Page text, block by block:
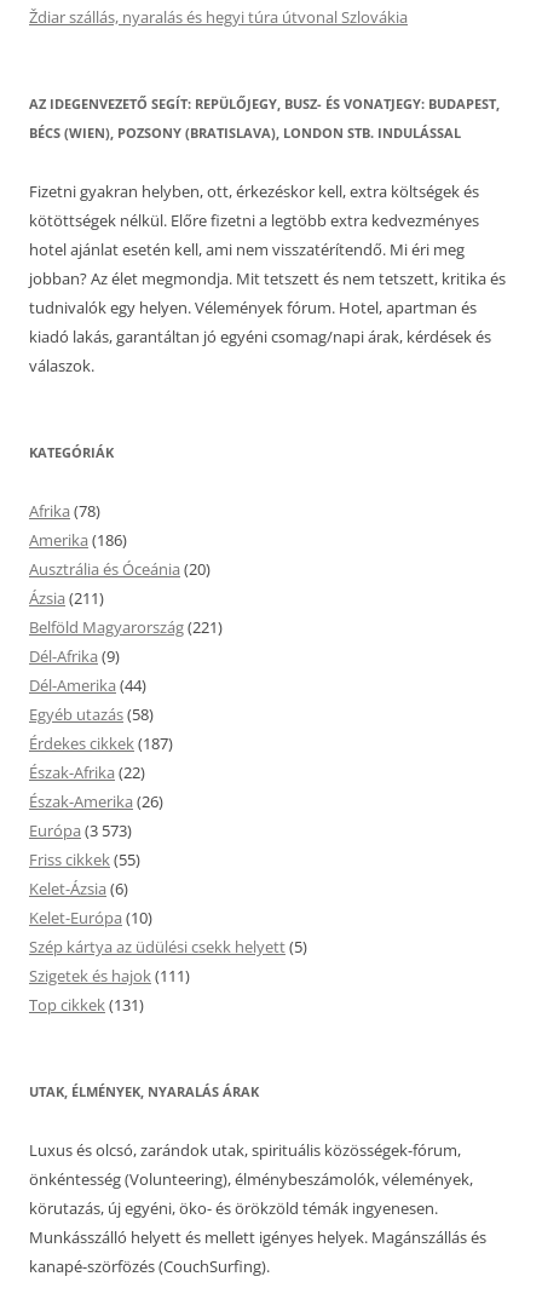
Ždiar szállás, nyaralás és hegyi túra útvonal Szlovákia
AZ IDEGENVEZETŐ SEGÍT: REPÜLŐJEGY, BUSZ- ÉS VONATJEGY: BUDAPEST,
BÉCS (WIEN), POZSONY (BRATISLAVA), LONDON STB. INDULÁSSAL
Fizetni gyakran helyben, ott, érkezéskor kell, extra költségek és
kötöttségek nélkül. Előre fizetni a legtöbb extra kedvezményes
hotel ajánlat esetén kell, ami nem visszatérítendő. Mi éri meg
jobban? Az élet megmondja. Mit tetszett és nem tetszett, kritika és
tudnivalók egy helyen. Vélemények fórum. Hotel, apartman és
kiadó lakás, garantáltan jó egyéni csomag/napi árak, kérdések és
válaszok.
KATEGÓRIÁK
Afrika (78)
Amerika (186)
Ausztrália és Óceánia (20)
Ázsia (211)
Belföld Magyarország(221)
Dél-Afrika (9)
Dél-Amerika (44)
Egyéb utazás(58)
Érdekes cikkek(187)
Észak-Afrika (22)
Észak-Amerika (26)
Európa (3 573)
Friss cikkek(55)
Kelet-Ázsia (6)
Kelet-Európa (10)
Szép kártya az üdülési csekk helyett(5)
Szigetek és hajok(111)
Top cikkek(131)
UTAK, ÉLMÉNYEK, NYARALÁS ÁRAK
Luxus és olcsó, zarándok utak, spirituális közösségek-fórum,
önkéntesség (Volunteering), élménybeszámolók, vélemények,
körutazás, új egyéni, öko- és örökzöld témák ingyenesen.
Munkásszálló helyett és mellett igényes helyek. Magánszállás és
kanapé-szörfözés (CouchSurfing).